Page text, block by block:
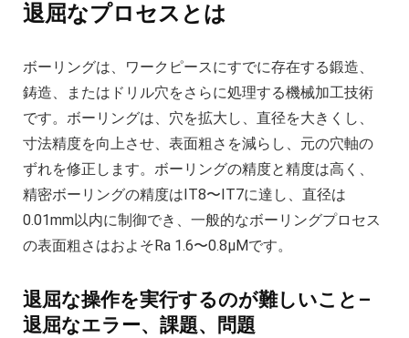
退屈なプロセスとは
ボーリングは、ワークピースにすでに存在する鍛造、
鋳造、またはドリル穴をさらに処理する機械加工技術
です。ボーリングは、穴を拡大し、直径を大きくし、
寸法精度を向上させ、表面粗さを減らし、元の穴軸の
ずれを修正します。ボーリングの精度と精度は高く、
精密ボーリングの精度はIT8〜IT7に達し、直径は
0.01mm以内に制御でき、一般的なボーリングプロセス
の表面粗さはおよそRa 1.6〜0.8μMです。
退屈な操作を実行するのが難しいこと–
退屈なエラー、課題、問題